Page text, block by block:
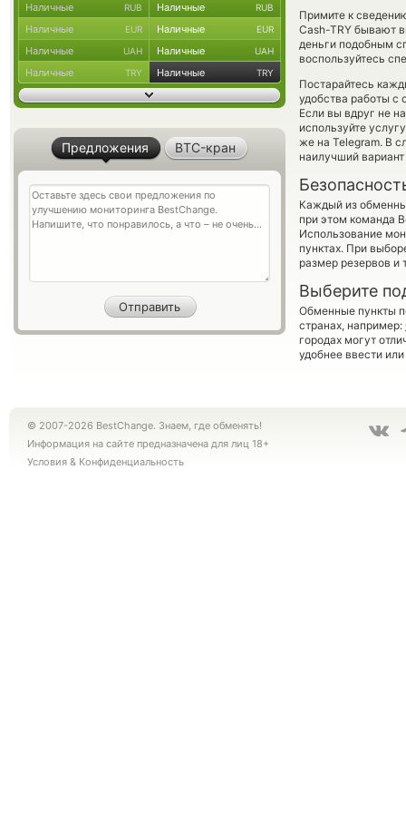
Примите к
Cash-TRY бывают
деньги подобным
воспользуйтесь
Постарайтесь
удобства работы с
Если вы вдруг не
используйте
же на Telegram. В
наилучший
Каждый из
при этом команда
Использование
пунктах. При
размер резервов и
Выберите
Обменные пункты
странах, например:
городах могут
удобнее ввести
Наличные RUB Наличные RUB
Наличные EUR Наличные EUR
Наличные UAH Наличные UAH
Наличные TRY Наличные TRY
Предложения BTC-кран
© 2007-2026 BestChange. Знаем, где обменять!
Информация на сайте предназначена для лиц 18+
Условия & Конфиденциальность